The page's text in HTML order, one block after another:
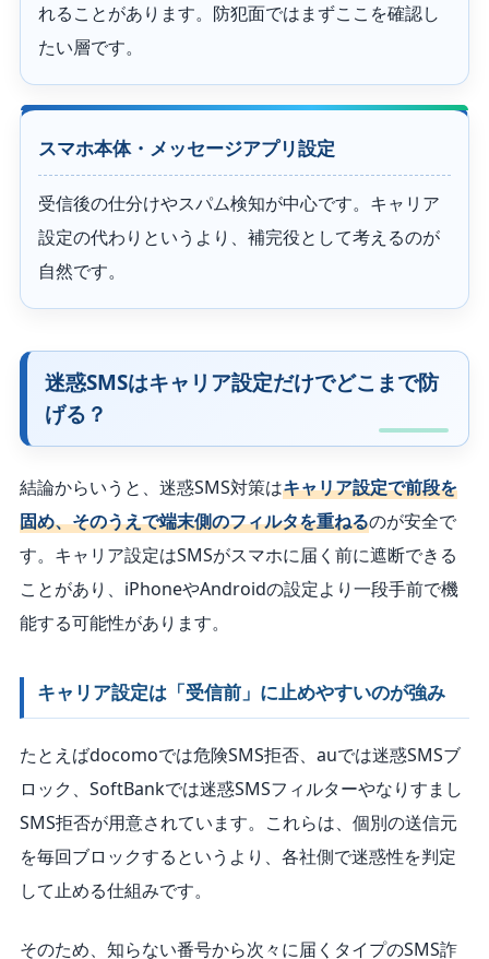
れることがあります。防犯面ではまずここを確認し
たい層です。
スマホ本体・メッセージアプリ設定
受信後の仕分けやスパム検知が中心です。キャリア
設定の代わりというより、補完役として考えるのが
自然です。
迷惑SMSはキャリア設定だけでどこまで防
げる？
結論からいうと、迷惑SMS対策はキャリア設定で前段を
固め、そのうえで端末側のフィルタを重ねるのが安全で
す。キャリア設定はSMSがスマホに届く前に遮断できる
ことがあり、iPhoneやAndroidの設定より一段手前で機
能する可能性があります。
キャリア設定は「受信前」に止めやすいのが強み
たとえばdocomoでは危険SMS拒否、auでは迷惑SMSブ
ロック、SoftBankでは迷惑SMSフィルターやなりすまし
SMS拒否が用意されています。これらは、個別の送信元
を毎回ブロックするというより、各社側で迷惑性を判定
して止める仕組みです。
そのため、知らない番号から次々に届くタイプのSMS詐